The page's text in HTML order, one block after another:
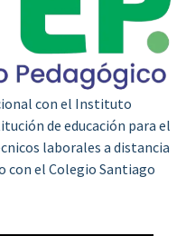
con el Instituto
de educación para el
laborales a distancia
con el Colegio Santiago